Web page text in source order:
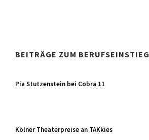
BEITRÄGE ZUM BERUFSEINSTIEG
Pia Stutzenstein bei Cobra 11
Kölner Theaterpreise an TAKkies